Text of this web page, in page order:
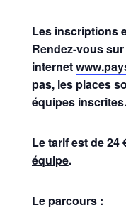
Les inscriptions
Rendez-vous
internet
pas, les places
équipes inscrites.
Le tarif est de 24
équipe.
Le parcours :